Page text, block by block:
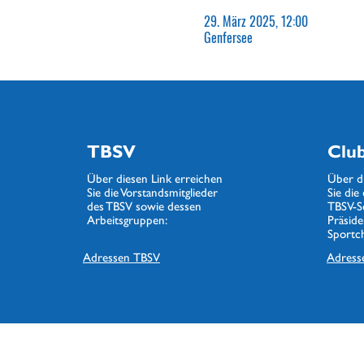
29. März 2025, 12:00
Genfersee
TBSV
Über diesen Link erreichen
Sie die Vorstandsmitglieder
des TBSV sowie dessen
Arbeitsgruppen:
Adressen TBSV
Über
Sie die
TBSV-